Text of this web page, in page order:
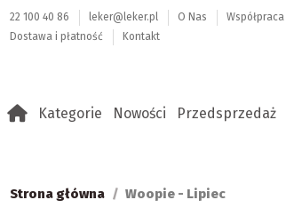
22 100 40 86 leker@leker.pl O Nas Współpraca
Dostawa i płatność
Kontakt
Kategorie Nowości Przedsprzedaż
Strona główna Woopie - Lipiec